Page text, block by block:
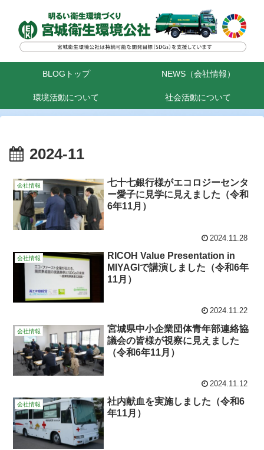
BLOGトップ NEWS（会社情報）
環境活動について 社会活動について
2024-11
会社情報
七十七銀行様がエコロジーセンタ
ー愛子に見学に見えました（令和
6年11月）
2024.11.28
会社情報
RICOH Value Presentation in
MIYAGIで講演しました（令和6年
11月）
2024.11.22
会社情報
宮城県中小企業団体青年部連絡協
議会の皆様が視察に見えました
（令和6年11月）
2024.11.12
会社情報
社内献血を実施しました（令和6
年11月）